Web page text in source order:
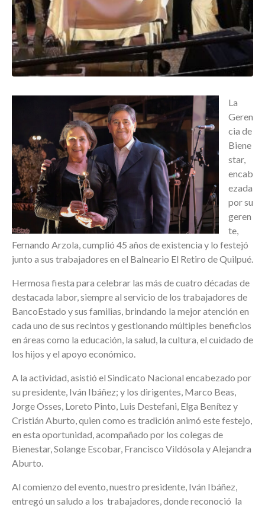
La
Geren
cia de
Biene
star,
encab
ezada
por su
geren
te,
Fernando Arzola, cumplió 45 años de existencia y lo festejó
junto a sus trabajadores en el Balneario El Retiro de Quilpué.
Hermosa fiesta para celebrar las más de cuatro décadas de
destacada labor, siempre al servicio de los trabajadores de
BancoEstado y sus familias, brindando la mejor atención en
cada uno de sus recintos y gestionando múltiples beneficios
en áreas como la educación, la salud, la cultura, el cuidado de
los hijos y el apoyo económico.
A la actividad, asistió el Sindicato Nacional encabezado por
su presidente, Iván Ibáñez; y los dirigentes, Marco Beas,
Jorge Osses, Loreto Pinto, Luis Destefani, Elga Benítez y
Cristián Aburto, quien como es tradición animó este festejo,
en esta oportunidad, acompañado por los colegas de
Bienestar, Solange Escobar, Francisco Vildósola y Alejandra
Aburto.
Al comienzo del evento, nuestro presidente, Iván Ibáñez,
entregó un saludo a los trabajadores, donde reconoció la